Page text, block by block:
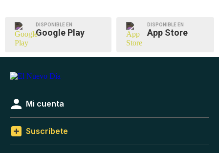
DISPONIBLE EN
Google Play
DISPONIBLE EN
App Store
Mi cuenta
Suscríbete